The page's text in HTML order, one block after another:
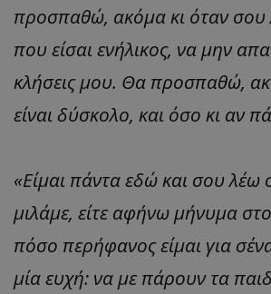
προσπαθώ, ακόμα κι όταν σου
που είσαι ενήλικος, να μην
κλήσεις μου. Θα προσπαθώ,
είναι δύσκολο, και όσο κι αν
«Είμαι πάντα εδώ και σου λέω
μιλάμε, είτε αφήνω μήνυμα
πόσο περήφανος είμαι για
μία ευχή: να με πάρουν τα